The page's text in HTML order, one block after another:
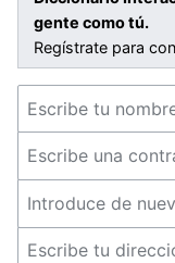
gente como tú.
Regístrate para